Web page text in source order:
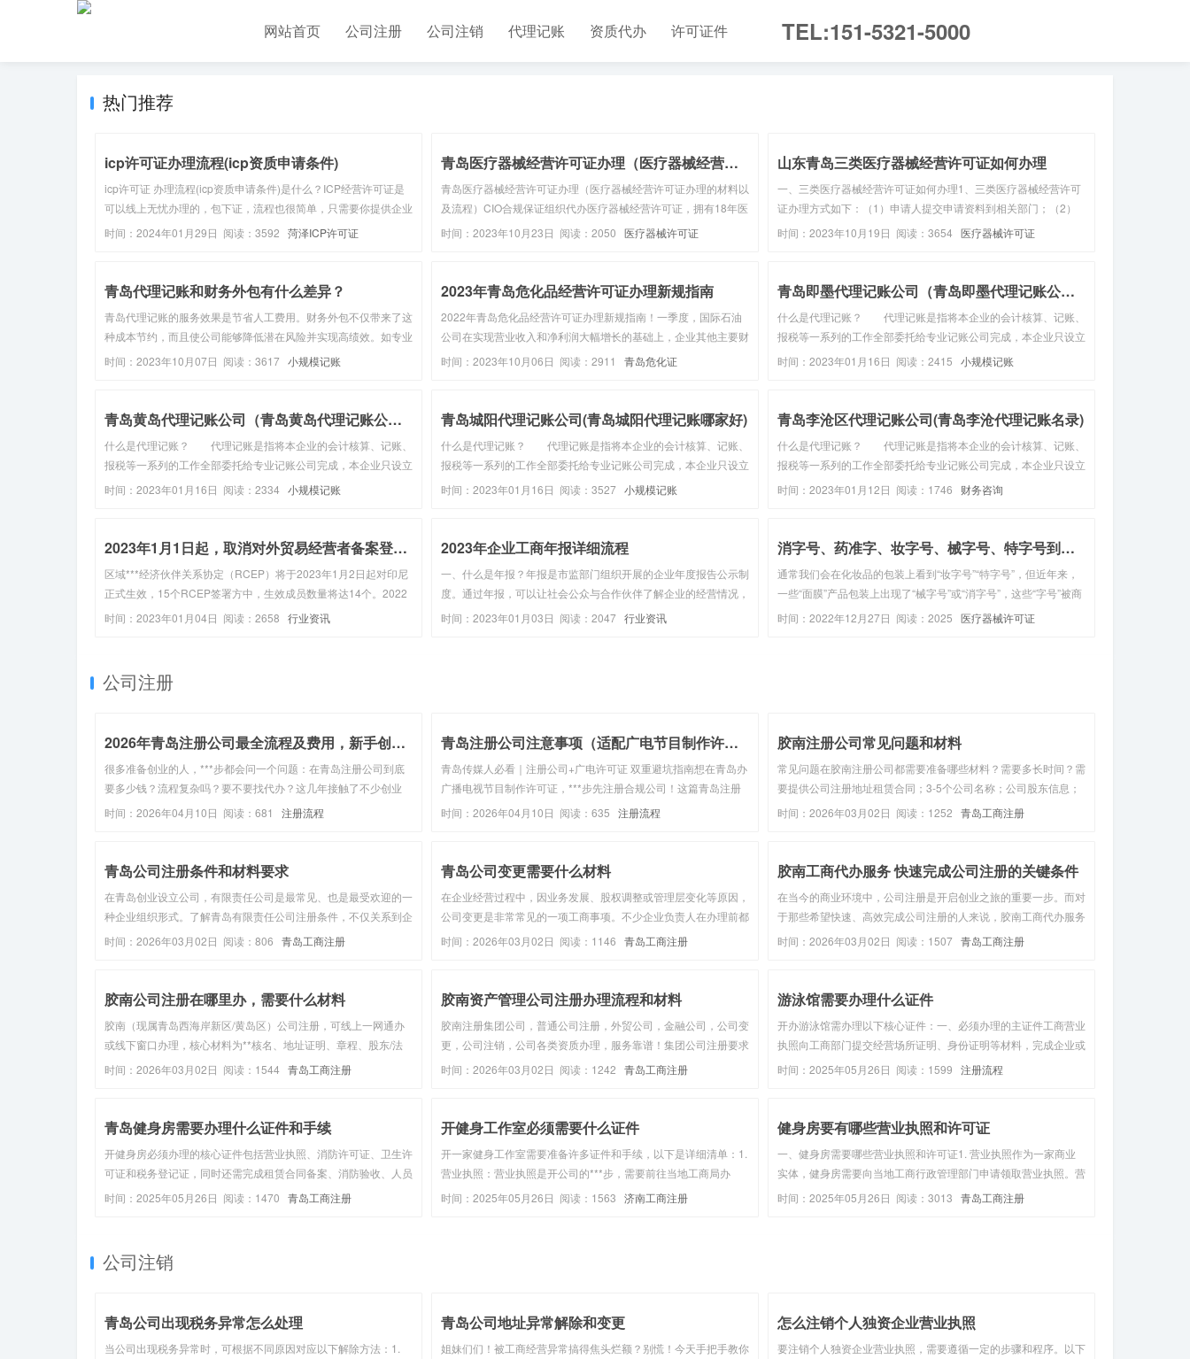
网站首页 公司注册 公司注销 代理记账 资质代办 许可证件 TEL:151-5321-5000
热门推荐
icp许可证办理流程(icp资质申请条件)
icp许可证 办理流程(icp资质申请条件)是什么？ICP经营许可证是
可以线上无忧办理的，包下证，流程也很简单，只需要你提供企业
营业执照、法人身份证这些基础材料就可以。加急10-20工作日拿
时间：2024年01月29日 阅读：3592 菏泽ICP许可证
青岛医疗器械经营许可证办理（医疗器械经营许可证代办...
青岛医疗器械经营许可证办理（医疗器械经营许可证办理的材料以
及流程）CIO合规保证组织代办医疗器械经营许可证，拥有18年医
疗器械网上备案经验，一站式绿色通道百人规范团队+上万家医疗
时间：2023年10月23日 阅读：2050 医疗器械许可证
山东青岛三类医疗器械经营许可证如何办理
一、三类医疗器械经营许可证如何办理1、三类医疗器械经营许可
证办理方式如下：（1）申请人提交申请资料到相关部门；（2）
相关部门受理申请人的申请；（3）到实际场地进行勘察以及对产
时间：2023年10月19日 阅读：3654 医疗器械许可证
青岛代理记账和财务外包有什么差异？
青岛代理记账的服务效果是节省人工费用。财务外包不仅带来了这
种成本节约，而且使公司能够降低潜在风险并实现高绩效。如专业
的财务外包服务可以为企业提供各类税收筹划建议，减轻企业税
时间：2023年10月07日 阅读：3617 小规模记账
2023年青岛危化品经营许可证办理新规指南
2022年青岛危化品经营许可证办理新规指南！一季度，国际石油
公司在实现营业收入和净利润大幅增长的基础上，企业其他主要财
务指标也持续向好。壳牌实现经营现金流148亿美元，同比增加
时间：2023年10月06日 阅读：2911 青岛危化证
青岛即墨代理记账公司（青岛即墨代理记账公司电话和费...
什么是代理记账？ 代理记账是指将本企业的会计核算、记账、
报税等一系列的工作全部委托给专业记账公司完成，本企业只设立
出纳人员，负责日常货币收支业务和财产保管等工作。代理记账公
时间：2023年01月16日 阅读：2415 小规模记账
青岛黄岛代理记账公司（青岛黄岛代理记账公司电话和记...
什么是代理记账？ 代理记账是指将本企业的会计核算、记账、
报税等一系列的工作全部委托给专业记账公司完成，本企业只设立
出纳人员，负责日常货币收支业务和财产保管等工作。代理记账公
时间：2023年01月16日 阅读：2334 小规模记账
青岛城阳代理记账公司(青岛城阳代理记账哪家好)
什么是代理记账？ 代理记账是指将本企业的会计核算、记账、
报税等一系列的工作全部委托给专业记账公司完成，本企业只设立
出纳人员，负责日常货币收支业务和财产保管等工作。代理记账公
时间：2023年01月16日 阅读：3527 小规模记账
青岛李沧区代理记账公司(青岛李沧代理记账名录)
什么是代理记账？ 代理记账是指将本企业的会计核算、记账、
报税等一系列的工作全部委托给专业记账公司完成，本企业只设立
出纳人员，负责日常货币收支业务和财产保管等工作。代理记账公
时间：2023年01月12日 阅读：1746 财务咨询
2023年1月1日起，取消对外贸易经营者备案登记手...
区域***经济伙伴关系协定（RCEP）将于2023年1月2日起对印尼
正式生效，15个RCEP签署方中，生效成员数量将达14个。2022
年12月30日，全国人民代表大会常务委员会关于修改《中华人民
时间：2023年01月04日 阅读：2658 行业资讯
2023年企业工商年报详细流程
一、什么是年报？年报是市监部门组织开展的企业年度报告公示制
度。通过年报，可以让社会公众与合作伙伴了解企业的经营情况，
保障交易安全；而企业通过年报，可向外界展现企业的实力与诚信
时间：2023年01月03日 阅读：2047 行业资讯
消字号、药准字、妆字号、械字号、特字号到底代表什么...
通常我们会在化妆品的包装上看到“妆字号”“特字号”，但近年来，
一些“面膜”产品包装上出现了“械字号”或“消字号”，这些“字号”被商
家作为卖点，在市场上掀起热潮。这些“字号”到底代表什么呢？“妆
时间：2022年12月27日 阅读：2025 医疗器械许可证
公司注册
2026年青岛注册公司最全流程及费用，新手创业一定...
很多准备创业的人，***步都会问一个问题：在青岛注册公司到底
要多少钱？流程复杂吗？要不要找代办？这几年接触了不少创业
者，发现很多人其实并不是不想自己办，而是不清楚流程、怕踩
时间：2026年04月10日 阅读：681 注册流程
青岛注册公司注意事项（适配广电节目制作许可证办理）
青岛传媒人必看｜注册公司+广电许可证 双重避坑指南想在青岛办
广播电视节目制作许可证，***步先注册合规公司！这篇青岛注册
公司专属注意事项，***适配广电资质办理，从头到尾不踩坑✅不
时间：2026年04月10日 阅读：635 注册流程
胶南注册公司常见问题和材料
常见问题在胶南注册公司都需要准备哪些材料？需要多长时间？需
要提供公司注册地址租赁合同；3-5个公司名称；公司股东信息；
股东投资比例；公司注册资金；公司经营范围，注册公司一般1-3
时间：2026年03月02日 阅读：1252 青岛工商注册
青岛公司注册条件和材料要求
在青岛创业设立公司，有限责任公司是最常见、也是最受欢迎的一
种企业组织形式。了解青岛有限责任公司注册条件，不仅关系到企
业能否顺利取得营业执照，更直接影响后续银行开户、税务登记及
时间：2026年03月02日 阅读：806 青岛工商注册
青岛公司变更需要什么材料
在企业经营过程中，因业务发展、股权调整或管理层变化等原因，
公司变更是非常常见的一项工商事项。不少企业负责人在办理前都
会关心一个核心问题：青岛公司变更需要什么材料?本文将围绕这
时间：2026年03月02日 阅读：1146 青岛工商注册
胶南工商代办服务 快速完成公司注册的关键条件
在当今的商业环境中，公司注册是开启创业之旅的重要一步。而对
于那些希望快速、高效完成公司注册的人来说，胶南工商代办服务
成为了一个***吸引力的选择。那么，要实现快速完成公司注册，
时间：2026年03月02日 阅读：1507 青岛工商注册
胶南公司注册在哪里办，需要什么材料
胶南（现属青岛西海岸新区/黄岛区）公司注册，可线上一网通办
或线下窗口办理，核心材料为**核名、地址证明、章程、股东/法
人/监事身份材料。 一、办理地点（2026年最新） 1. 线下窗口
时间：2026年03月02日 阅读：1544 青岛工商注册
胶南资产管理公司注册办理流程和材料
胶南注册集团公司，普通公司注册，外贸公司，金融公司，公司变
更，公司注销，公司各类资质办理，服务靠谱！集团公司注册要求
有哪些？集团公司注册需提交的材料1、母公定代表人签署的《企
时间：2026年03月02日 阅读：1242 青岛工商注册
游泳馆需要办理什么证件
开办游泳馆需办理以下核心证件：一、必须办理的主证件‌工商营业
执照‌向工商部门提交经营场所证明、身份证明等材料，完成企业或
个体注册登记。这是合法经营的基础证件。‌公共场所卫生许可证‌需
时间：2025年05月26日 阅读：1599 注册流程
青岛健身房需要办理什么证件和手续
‌开健身房必须办理的核心证件包括营业执照、消防许可证、卫生许
可证和税务登记证‌，同时还需完成租赁合同备案、消防验收、人员
资质审核等手续。具体如下：一、核心证件清单‌营业执照‌：作为合
时间：2025年05月26日 阅读：1470 青岛工商注册
开健身工作室必须需要什么证件
开一家健身工作室需要准备许多证件和手续，以下是详细清单：1.
营业执照：营业执照是开公司的***步，需要前往当地工商局办
理。2. 税务登记证：在营业执照办理完成后，需要在税务局进行
时间：2025年05月26日 阅读：1563 济南工商注册
健身房要有哪些营业执照和许可证
一、健身房需要哪些营业执照和许可证1. 营业执照作为一家商业
实体，健身房需要向当地工商行政管理部门申请领取营业执照。营
业执照是证明企业合法经营的重要凭证，也是企业进行商业活动的
时间：2025年05月26日 阅读：3013 青岛工商注册
公司注销
青岛公司出现税务异常怎么处理
当公司出现税务异常时，可根据不同原因对应以下解除方法：1.
青岛公司地址异常解除和变更
姐妹们们！被工商经营异常搞得焦头烂额？别慌！今天手把手教你
怎么注销个人独资企业营业执照
要注销个人独资企业营业执照，需要遵循一定的步骤和程序。以下